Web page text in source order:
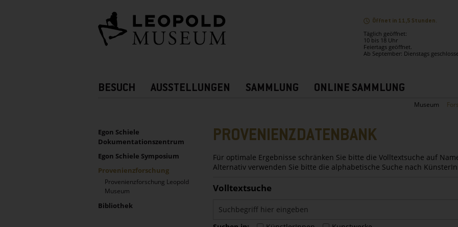
Öffnet in 11,5 Stunden.
Täglich geöffnet:
10 bis 18 Uhr
Feiertags geöffnet.
Ab September: Dienstags
Hauptnavigation
BESUCH AUSSTELLUNGEN SAMMLUNG ONLINE SAMMLUNG
Museum
Sidebar
UNTERNAVIGATION
Egon Schiele
Dokumentationszentrum
Egon Schiele Symposium
Provenienzforschung
Provenienzforschung Leopold
Museum
Bibliothek
PROVENIENZDATENBANK
Für optimale Ergebnisse schränken Sie bitte die Volltextsuche auf
Alternativ verwenden Sie bitte die alphabetische Suche nach
Volltextsuche